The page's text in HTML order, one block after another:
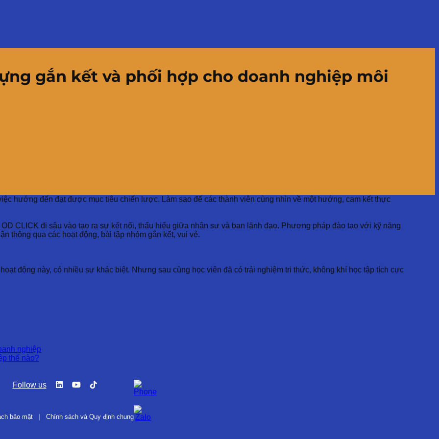
gắn kết và phối hợp cho doanh nghiệp môi
hướng đến đạt được mục tiêu chiến lược. Làm sao để các thành viên cùng nhìn về một hướng, cam kết thực
CLICK đi sâu vào tạo ra sự kết nối, thấu hiểu giữa nhân sự và ban lãnh đạo. Phương pháp đào tạo với kỹ năng
thông qua các hoạt động, bài tập nhóm gắn kết, vui vẻ.
động này, có nhiều sự khác biệt. Nhưng sau cùng học viên đã có trải nghiệm tri thức, không khí học tập tích cực
nghiệp
thế nào?
Follow us
bảo mật Chính sách và Quy định chung